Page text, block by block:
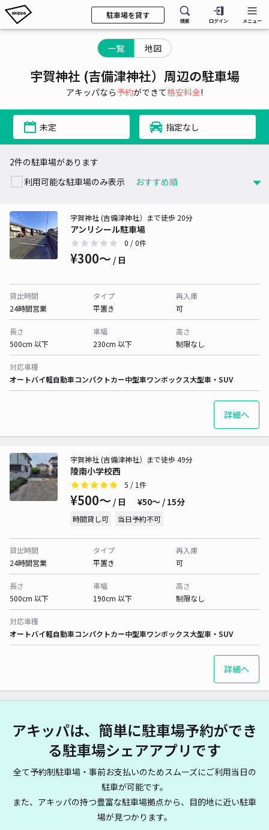
駐車場を貸す
検索 ログイン メニュー
一覧 地図
宇賀神社 (吉備津神社）周辺の駐車場
アキッパなら予約ができて格安料金!
未定 指定なし
2件の駐車場があります
利用可能な駐車場のみ表示
アンリシール駐車場
宇賀神社 (吉備津神社）まで徒歩 20分
0 / 0件
¥300〜 / 日
貸出時間
24時間営業
タイプ
平置き
再入庫
可
長さ
500cm 以下
車幅
230cm 以下
高さ
制限なし
対応車種
オートバイ軽自動車コンパクトカー中型車ワンボックス大型車・SUV
詳細へ
陵南小学校西
宇賀神社 (吉備津神社）まで徒歩 49分
5 / 1件
¥500〜 / 日 ¥50〜 / 15分
時間貸し可 当日予約不可
貸出時間
24時間営業
タイプ
平置き
再入庫
可
長さ
500cm 以下
車幅
190cm 以下
高さ
制限なし
対応車種
オートバイ軽自動車コンパクトカー中型車ワンボックス大型車・SUV
詳細へ
アキッパは、簡単に駐車場予約ができ
る駐車場シェアアプリです
全て予約制駐車場・事前お支払いのためスムーズにご利用当日の
駐車が可能です。
また、アキッパの持つ豊富な駐車場拠点から、目的地に近い駐車
場が見つかります。